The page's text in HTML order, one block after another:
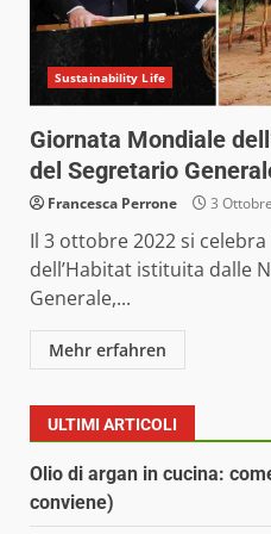
Sustainability Life
Giornata Mondiale
del Segretario
Francesca Perrone 3
Il 3 ottobre 2022 si
dell’Habitat istituita dalle
Generale,...
Mehr erfahren
ULTIMI ARTICOLI
Olio di argan in cucina:
conviene)